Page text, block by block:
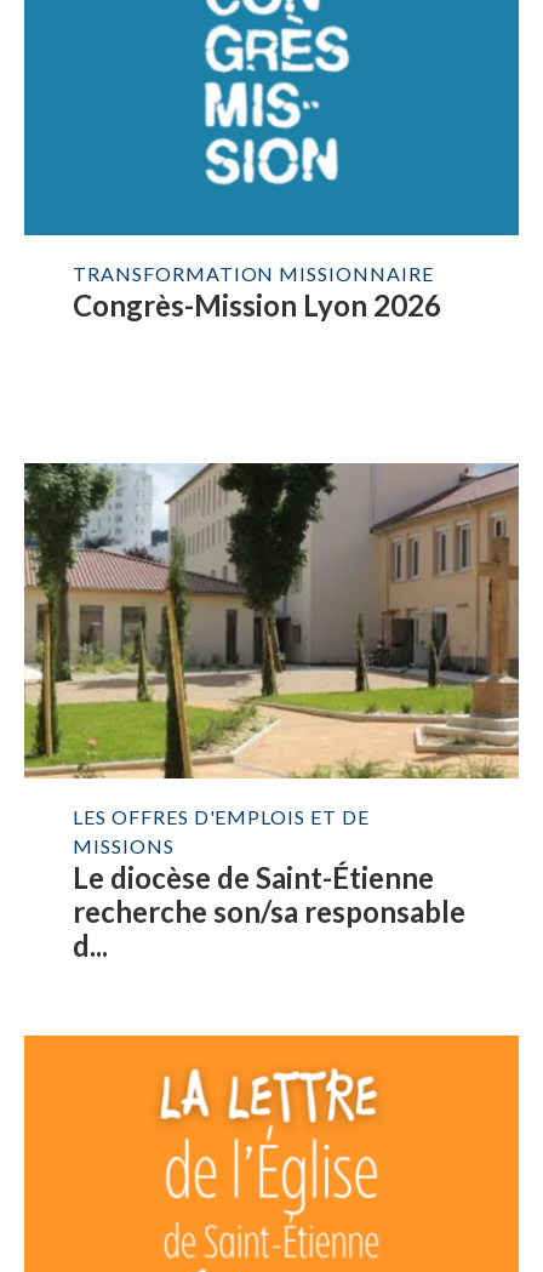
TRANSFORMATION MISSIONNAIRE
Congrès-Mission Lyon 2026
LES OFFRES D'EMPLOIS ET DE
MISSIONS
Le diocèse de Saint-Étienne
recherche son/sa responsable
d...